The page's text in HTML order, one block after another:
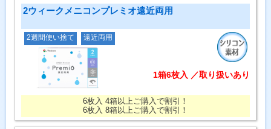
2ウィークメニコンプレミオ遠近両用
2週間使い捨て 遠近両用
1箱6枚入 ／取り扱いあり
6枚入 4箱以上ご購入で割引！
6枚入 8箱以上ご購入で割引！